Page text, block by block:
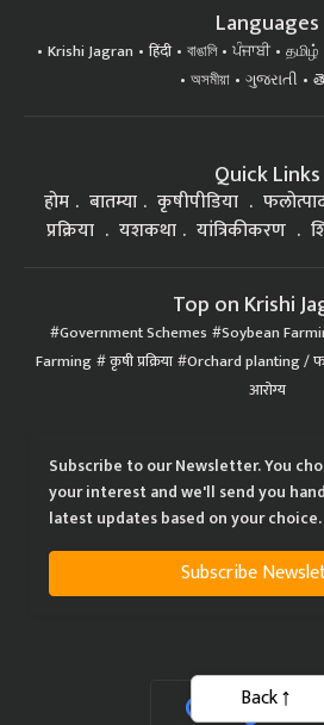
Languages
Krishi Jagran हिंदी বাঙালি ਪੰਜਾਬੀ தமிழ்
অসমীয়া
ગુજરાતી
Quick Links
होम बातम्या कृषीपीडिया
प्रक्रिया
यशकथा यांत्रिकीकरण
Top on Krishi
Government Schemes Soybean
Farming कृषी प्रक्रिया Orchard planting /
आरोग्य
Subscribe to our Newsletter. You
your interest and we'll send you
latest updates based on your choice.
Subscribe
Back